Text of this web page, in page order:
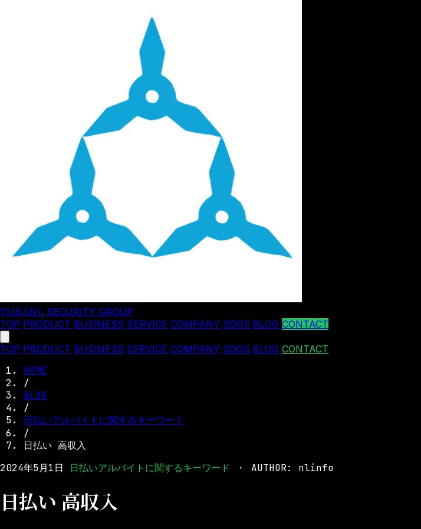
WAKABA. SECURITY GROUP
TOP PRODUCT BUSINESS SERVICE COMPANY SDGS BLOG CONTACT
TOP PRODUCT BUSINESS SERVICE COMPANY SDGS BLOG CONTACT
HOME
/
BLOG
/
日払いアルバイトに関するキーワード
/
日払い 高収入
2024年5月1日
日払いアルバイトに関するキーワード ・ AUTHOR: nlinfo
日払い 高収入